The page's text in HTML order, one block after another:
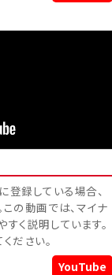
登録している場合、
の動画では、マイナ
く説明しています。
ださい。
YouTube